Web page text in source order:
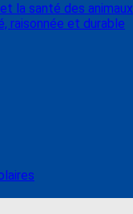
la santé des animaux
raisonnée et durable